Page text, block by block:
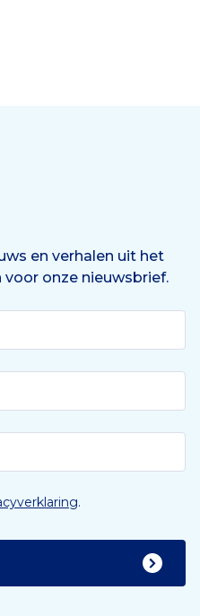
en verhalen uit het
voor onze nieuwsbrief.
.